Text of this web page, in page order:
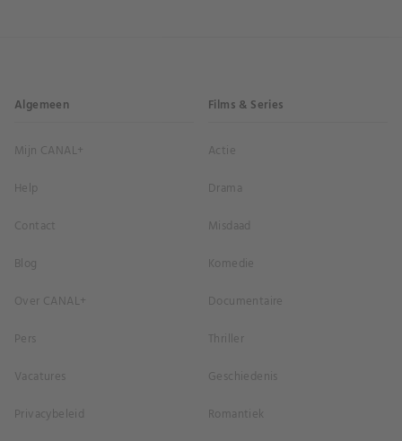
Algemeen
Mijn CANAL+
Help
Contact
Blog
Over CANAL+
Pers
Vacatures
Privacybeleid
Films & Series
Actie
Drama
Misdaad
Komedie
Documentaire
Thriller
Geschiedenis
Romantiek